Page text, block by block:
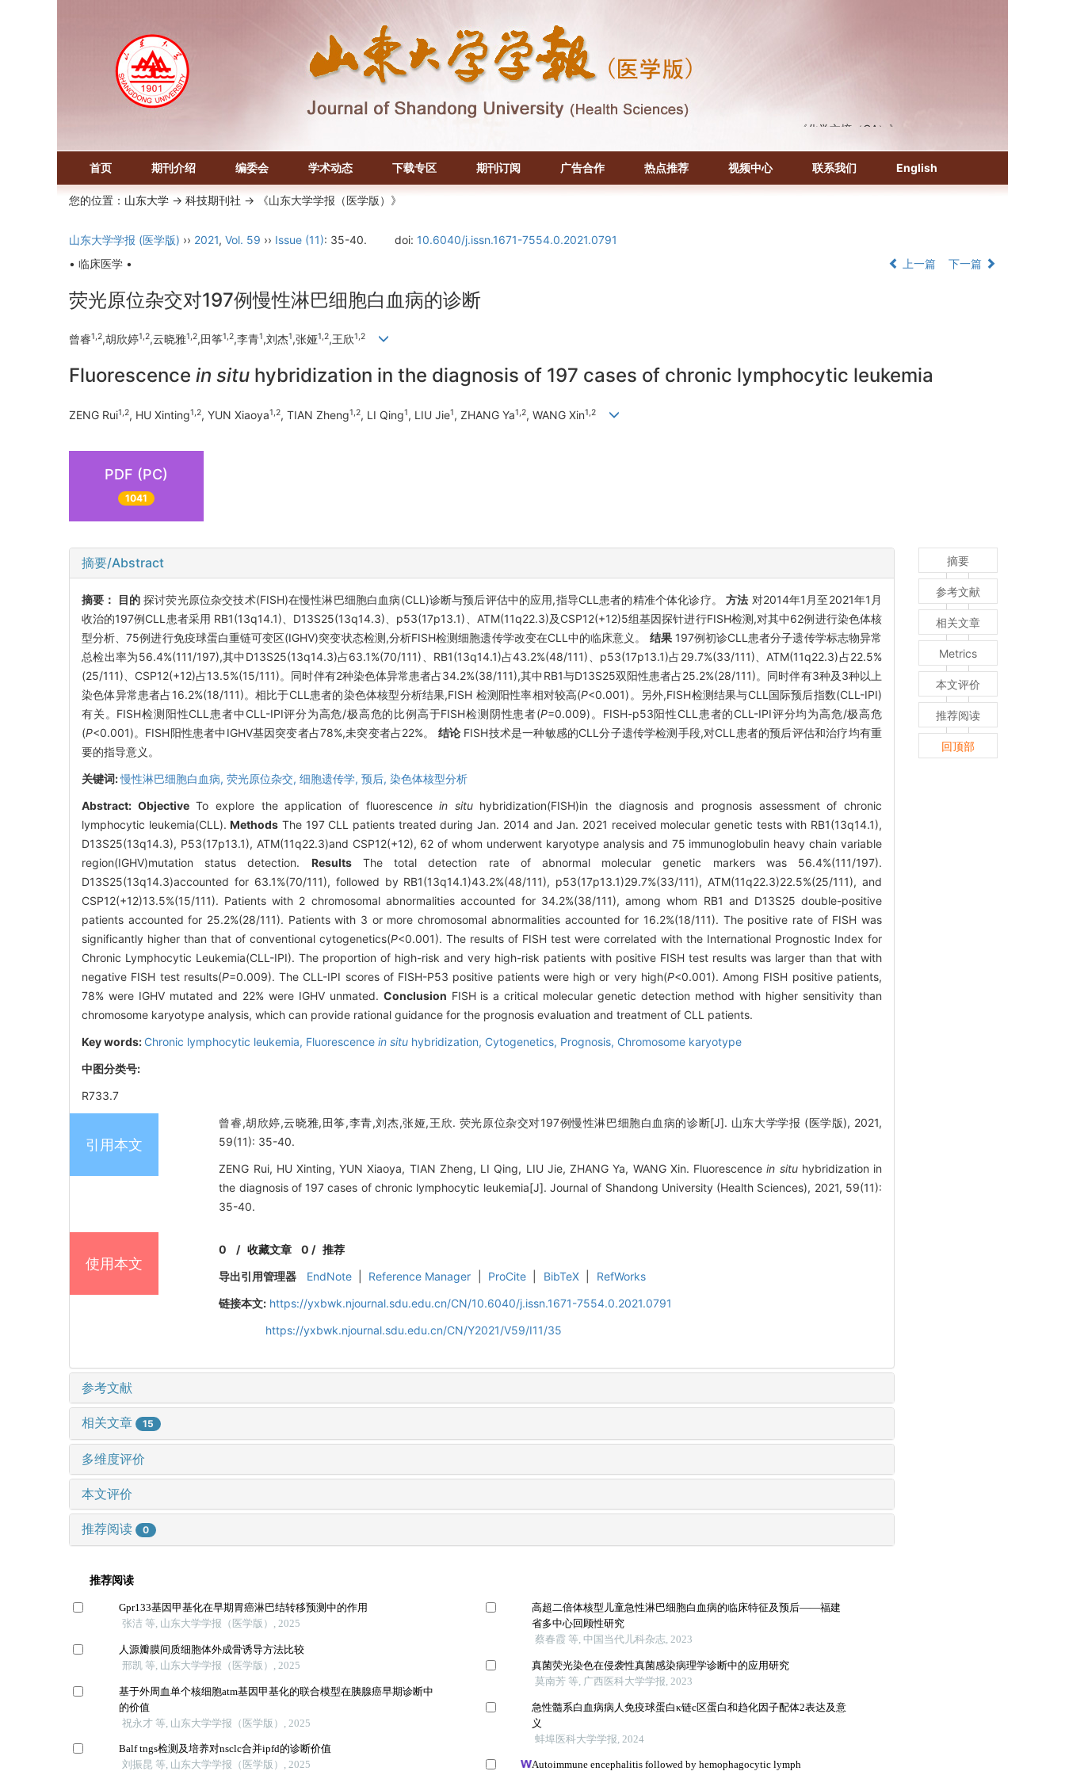
《中国医学文摘》各分册
首页 期刊介绍 编委会 学术动态 下载专区 期刊订阅 广告合作 热点推荐 视频中心 联系我们 English
您的位置： 山东大学 -> 科技期刊社 -> 《山东大学学报（医学版）》
山东大学学报 (医学版) ›› 2021, Vol. 59 ›› Issue (11): 35-40. doi: 10.6040/j.issn.1671-7554.0.2021.0791
• 临床医学 •
上一篇 下一篇
荧光原位杂交对197例慢性淋巴细胞白血病的诊断
曾睿1,2,胡欣婷1,2,云晓雅1,2,田筝1,2,李青1,刘杰1,张娅1,2,王欣1,2
Fluorescence in situ hybridization in the diagnosis of 197 cases of chronic lymphocytic leukemia
ZENG Rui1,2, HU Xinting1,2, YUN Xiaoya1,2, TIAN Zheng1,2, LI Qing1, LIU Jie1, ZHANG Ya1,2, WANG Xin1,2
PDF (PC)
1041
摘要/Abstract
摘要： 目的探讨荧光原位杂交技术(FISH)在慢性淋巴细胞白血病(CLL)诊断与预后评估中的应用,指导CLL患者的精准个体化诊疗。方法 对2014年1月至2021年1月
收治的197例CLL患者采用 RB1(13q14.1)、D13S25(13q14.3)、p53(17p13.1)、ATM(11q22.3)及CSP12(+12)5组基因探针进行FISH检测,对其中62例进行染色体核
型分析、75例进行免疫球蛋白重链可变区(IGHV)突变状态检测,分析FISH检测细胞遗传学改变在CLL中的临床意义。 结果197例初诊CLL患者分子遗传学标志物异常
总检出率为56.4%(111/197),其中D13S25(13q14.3)占63.1%(70/111)、RB1(13q14.1)占43.2%(48/111)、p53(17p13.1)占29.7%(33/111)、ATM(11q22.3)占22.5%
(25/111)、CSP12(+12)占13.5%(15/111)。同时伴有2种染色体异常患者占34.2%(38/111),其中RB1与D13S25双阳性患者占25.2%(28/111)。同时伴有3种及3种以上
染色体异常患者占16.2%(18/111)。相比于CLL患者的染色体核型分析结果,FISH 检测阳性率相对较高(P<0.001)。另外,FISH检测结果与CLL国际预后指数(CLL-IPI)
有关。FISH检测阳性CLL患者中CLL-IPI评分为高危/极高危的比例高于FISH检测阴性患者(P=0.009)。FISH-p53阳性CLL患者的CLL-IPI评分均为高危/极高危
(P<0.001)。FISH阳性患者中IGHV基因突变者占78%,未突变者占22%。 结论 FISH技术是一种敏感的CLL分子遗传学检测手段,对CLL患者的预后评估和治疗均有重
要的指导意义。
关键词:慢性淋巴细胞白血病, 荧光原位杂交, 细胞遗传学, 预后, 染色体核型分析
Abstract: ObjectiveTo explore the application of fluorescencein situhybridization(FISH)in the diagnosis and prognosis assessment of chronic
lymphocytic leukemia(CLL).Methods The 197 CLL patients treated during Jan. 2014 and Jan. 2021 received molecular genetic tests with RB1(13q14.1),
D13S25(13q14.3), P53(17p13.1), ATM(11q22.3)and CSP12(+12), 62 of whom underwent karyotype analysis and 75 immunoglobulin heavy chain variable
region(IGHV)mutation status detection. ResultsThe total detection rate of abnormal molecular genetic markers was 56.4%(111/197).
D13S25(13q14.3)accounted for 63.1%(70/111), followed by RB1(13q14.1)43.2%(48/111), p53(17p13.1)29.7%(33/111), ATM(11q22.3)22.5%(25/111), and
CSP12(+12)13.5%(15/111). Patients with 2 chromosomal abnormalities accounted for 34.2%(38/111), among whom RB1 and D13S25 double-positive
patients accounted for 25.2%(28/111). Patients with 3 or more chromosomal abnormalities accounted for 16.2%(18/111). The positive rate of FISH was
significantly higher than that of conventional cytogenetics(P<0.001). The results of FISH test were correlated with the International Prognostic Index for
Chronic Lymphocytic Leukemia(CLL-IPI). The proportion of high-risk and very high-risk patients with positive FISH test results was larger than that with
negative FISH test results(P=0.009). The CLL-IPI scores of FISH-P53 positive patients were high or very high(P<0.001). Among FISH positive patients,
78% were IGHV mutated and 22% were IGHV unmated. Conclusion FISH is a critical molecular genetic detection method with higher sensitivity than
chromosome karyotype analysis, which can provide rational guidance for the prognosis evaluation and treatment of CLL patients.
Key words: Chronic lymphocytic leukemia, Fluorescence in situ hybridization, Cytogenetics, Prognosis, Chromosome karyotype
中图分类号:
R733.7
引用本文
曾睿,胡欣婷,云晓雅,田筝,李青,刘杰,张娅,王欣. 荧光原位杂交对197例慢性淋巴细胞白血病的诊断[J]. 山东大学学报 (医学版), 2021,
59(11): 35-40.
ZENG Rui, HU Xinting, YUN Xiaoya, TIAN Zheng, LI Qing, LIU Jie, ZHANG Ya, WANG Xin. Fluorescencein situhybridization in
the diagnosis of 197 cases of chronic lymphocytic leukemia[J]. Journal of Shandong University (Health Sciences), 2021, 59(11):
35-40.
使用本文
0 /收藏文章 0 / 推荐
导出引用管理器
EndNote Reference Manager ProCite BibTeX
RefWorks
链接本文: https://yxbwk.njournal.sdu.edu.cn/CN/10.6040/j.issn.1671-7554.0.2021.0791
https://yxbwk.njournal.sdu.edu.cn/CN/Y2021/V59/I11/35
参考文献
相关文章 15
多维度评价
本文评价
推荐阅读 0
摘要
参考文献
相关文章
Metrics
本文评价
推荐阅读
回顶部